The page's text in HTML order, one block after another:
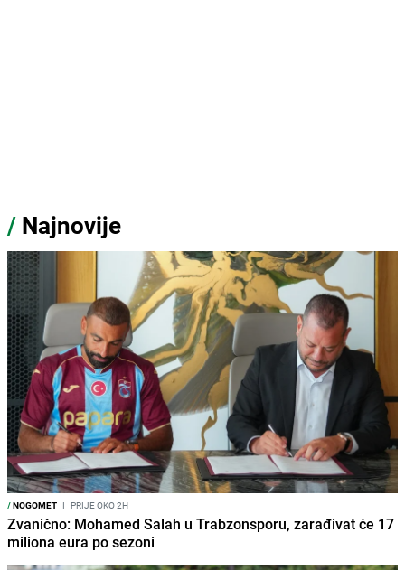
/ Najnovije
/NOGOMET I PRIJE OKO 2H
Zvanično: Mohamed Salah u Trabzonsporu, zarađivat će 17
miliona eura po sezoni